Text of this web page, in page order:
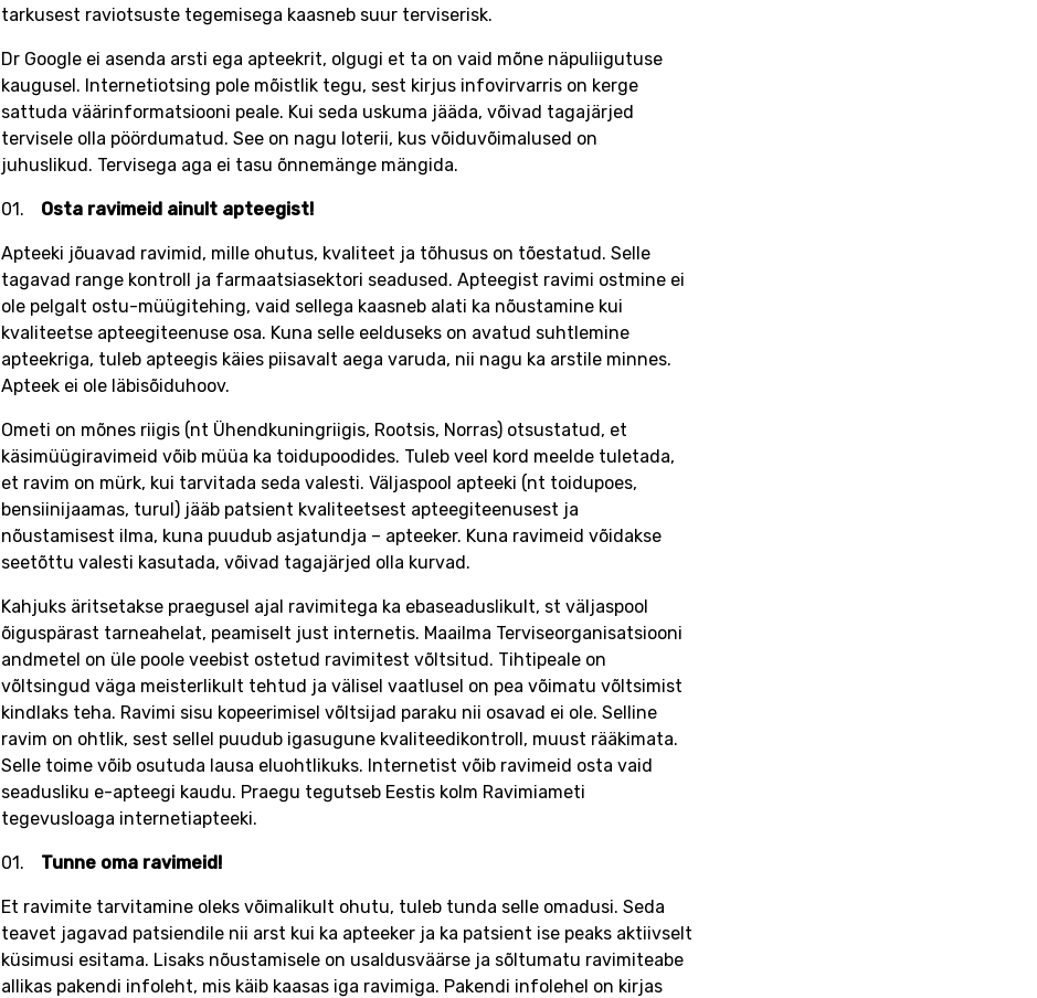
tarkusest raviotsuste tegemisega kaasneb suur terviserisk.
Dr Google ei asenda arsti ega apteekrit, olgugi et ta on vaid mõne näpuliigutuse
kaugusel. Internetiotsing pole mõistlik tegu, sest kirjus infovirvarris on kerge
sattuda väärinformatsiooni peale. Kui seda uskuma jääda, võivad tagajärjed
tervisele olla pöördumatud. See on nagu loterii, kus võiduvõimalused on
juhuslikud. Tervisega aga ei tasu õnnemänge mängida.
Osta ravimeid ainult apteegist!
Apteeki jõuavad ravimid, mille ohutus, kvaliteet ja tõhusus on tõestatud. Selle
tagavad range kontroll ja farmaatsiasektori seadused. Apteegist ravimi ostmine ei
ole pelgalt ostu-müügitehing, vaid sellega kaasneb alati ka nõustamine kui
kvaliteetse apteegiteenuse osa. Kuna selle eelduseks on avatud suhtlemine
apteekriga, tuleb apteegis käies piisavalt aega varuda, nii nagu ka arstile minnes.
Apteek ei ole läbisõiduhoov.
Ometi on mõnes riigis (nt Ühendkuningriigis, Rootsis, Norras) otsustatud, et
käsimüügiravimeid võib müüa ka toidupoodides. Tuleb veel kord meelde tuletada,
et ravim on mürk, kui tarvitada seda valesti. Väljaspool apteeki (nt toidupoes,
bensiinijaamas, turul) jääb patsient kvaliteetsest apteegiteenusest ja
nõustamisest ilma, kuna puudub asjatundja – apteeker. Kuna ravimeid võidakse
seetõttu valesti kasutada, võivad tagajärjed olla kurvad.
Kahjuks äritsetakse praegusel ajal ravimitega ka ebaseaduslikult, st väljaspool
õiguspärast tarneahelat, peamiselt just internetis. Maailma Terviseorganisatsiooni
andmetel on üle poole veebist ostetud ravimitest võltsitud. Tihtipeale on
võltsingud väga meisterlikult tehtud ja välisel vaatlusel on pea võimatu võltsimist
kindlaks teha. Ravimi sisu kopeerimisel võltsijad paraku nii osavad ei ole. Selline
ravim on ohtlik, sest sellel puudub igasugune kvaliteedikontroll, muust rääkimata.
Selle toime võib osutuda lausa eluohtlikuks. Internetist võib ravimeid osta vaid
seadusliku e-apteegi kaudu. Praegu tegutseb Eestis kolm Ravimiameti
tegevusloaga internetiapteeki.
Tunne oma ravimeid!
Et ravimite tarvitamine oleks võimalikult ohutu, tuleb tunda selle omadusi. Seda
teavet jagavad patsiendile nii arst kui ka apteeker ja ka patsient ise peaks aktiivselt
küsimusi esitama. Lisaks nõustamisele on usaldusväärse ja sõltumatu ravimiteabe
allikas pakendi infoleht, mis käib kaasas iga ravimiga. Pakendi infolehel on kirjas